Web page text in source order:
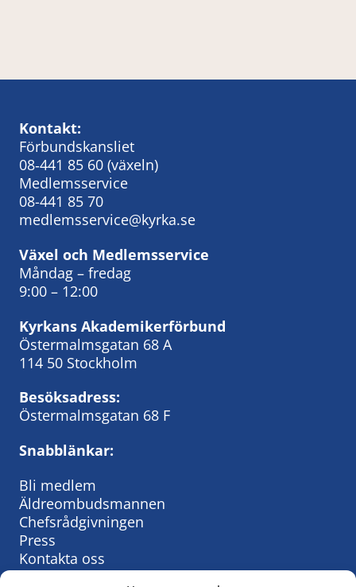
Kontakt:
Förbundskansliet
08‑441 85 60 (växeln)
Medlemsservice
08-441 85 70
medlemsservice@kyrka.se
Växel och Medlemsservice
Måndag – fredag
9:00 – 12:00
Kyrkans Akademikerförbund
Östermalmsgatan 68 A
114 50 Stockholm
Besöksadress:
Östermalmsgatan 68 F
Snabblänkar:
Bli medlem
Äldreombudsmannen
Chefsrådgivningen
Press
Kontakta oss